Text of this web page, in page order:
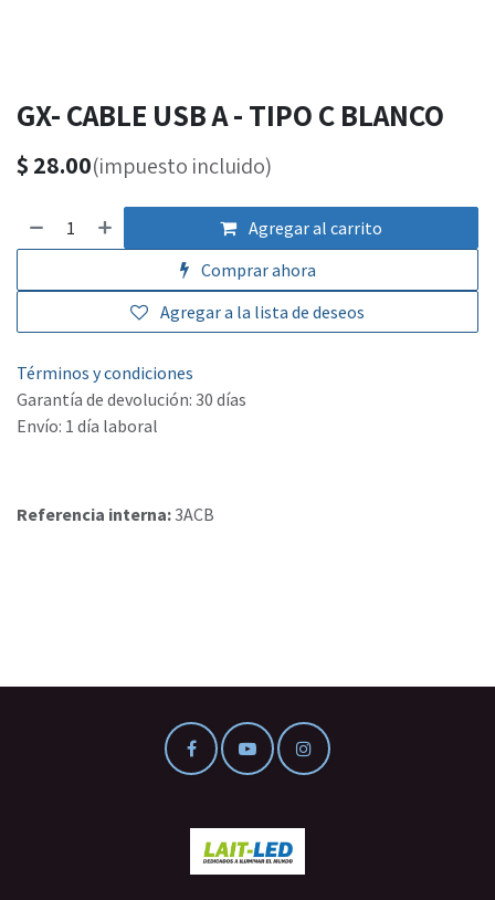
GX- CABLE USB A - TIPO C BLANCO
$ 28.00(impuesto incluido)
Agregar al carrito
Comprar ahora
Agregar a la lista de deseos
Términos y condiciones
Garantía de devolución: 30 días
Envío: 1 día laboral
Referencia interna:3ACB